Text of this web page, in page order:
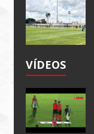
VÍDEOS